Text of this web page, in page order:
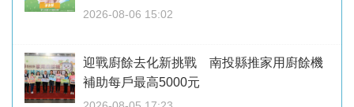
2026-08-06 15:02
迎戰廚餘去化新挑戰 南投縣推家用廚餘機
補助每戶最高5000元